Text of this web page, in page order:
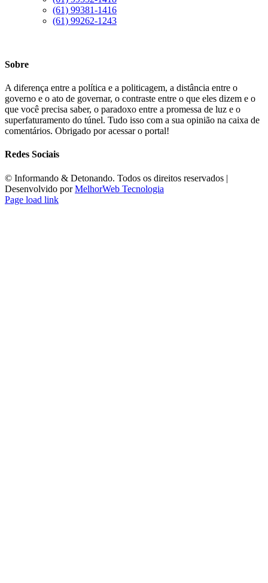
(61) 99381-1416
(61) 99262-1243
Sobre
A diferença entre a política e a politicagem, a distância entre o
governo e o ato de governar, o contraste entre o que eles dizem e o
que você precisa saber, o paradoxo entre a promessa de luz e o
superfaturamento do túnel. Tudo isso com a sua opinião na caixa de
comentários. Obrigado por acessar o portal!
Redes Sociais
©️ Informando & Detonando. Todos os direitos reservados |
Desenvolvido porMelhorWeb Tecnologia
Page load link